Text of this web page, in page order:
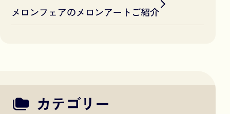
メロンフェアのメロンアートご紹介
カテゴリー